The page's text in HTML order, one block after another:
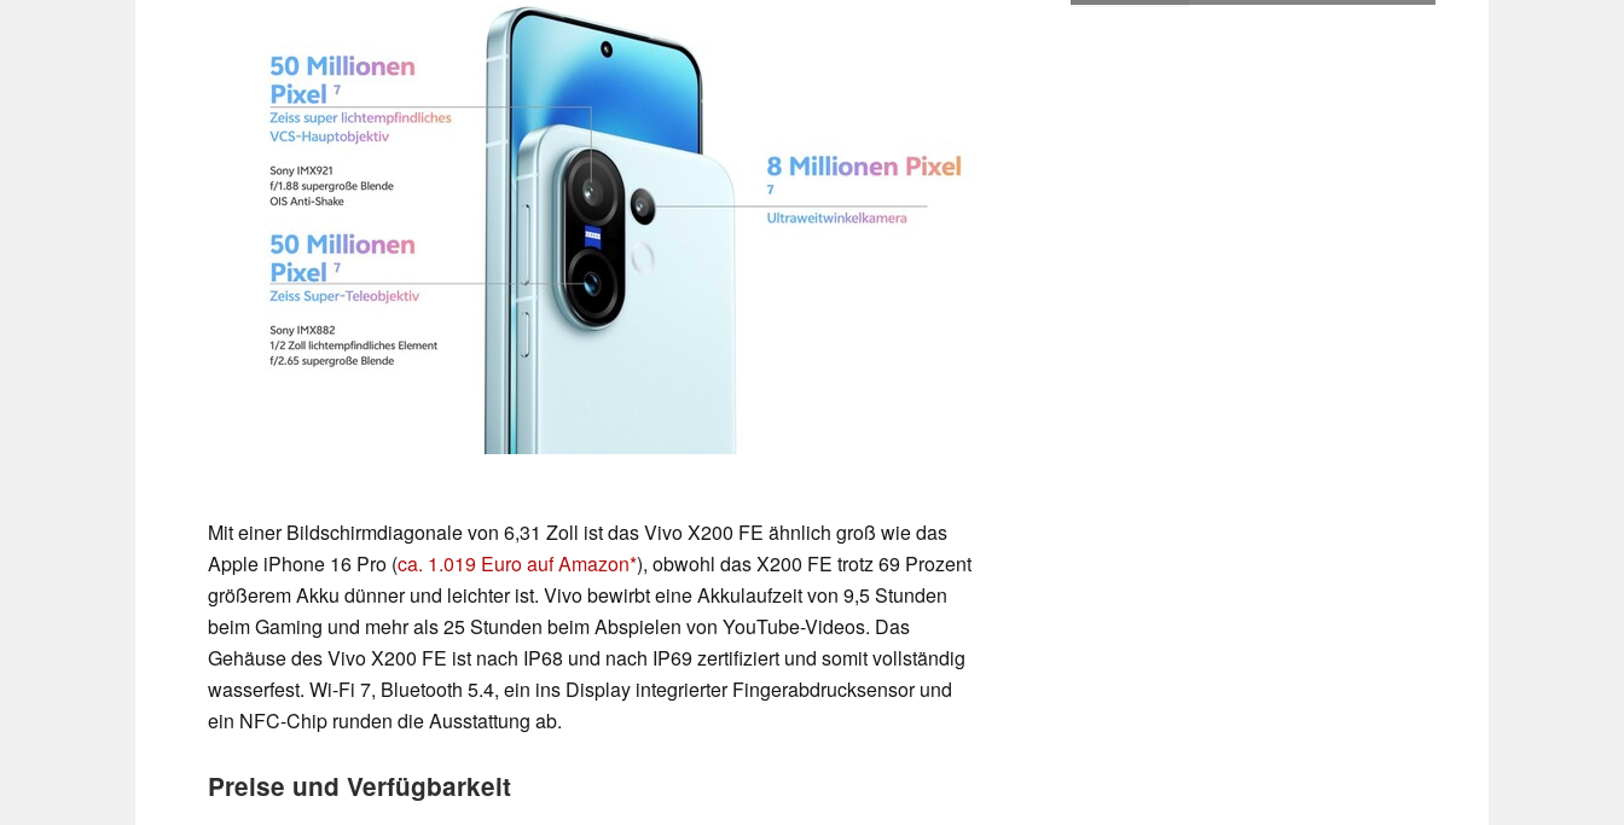
Mit einer Bildschirmdiagonale von 6,31 Zoll ist das Vivo X200 FE ähnlich groß wie das
Apple iPhone 16 Pro (ca. 1.019 Euro auf Amazon ), obwohl das X200 FE trotz 69 Prozent
größerem Akku dünner und leichter ist. Vivo bewirbt eine Akkulaufzeit von 9,5 Stunden
beim Gaming und mehr als 25 Stunden beim Abspielen von YouTube-Videos. Das
Gehäuse des Vivo X200 FE ist nach IP68 und nach IP69 zertifiziert und somit vollständig
wasserfest. Wi-Fi 7, Bluetooth 5.4, ein ins Display integrierter Fingerabdrucksensor und
ein NFC-Chip runden die Ausstattung ab.
Preise und Verfügbarkeit